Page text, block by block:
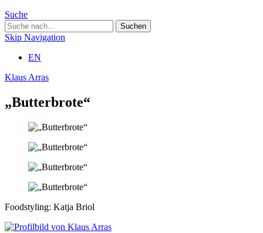
Suche
Skip Navigation
EN
Klaus Arras
„Butterbrote“
Foodstyling: Katja Briol